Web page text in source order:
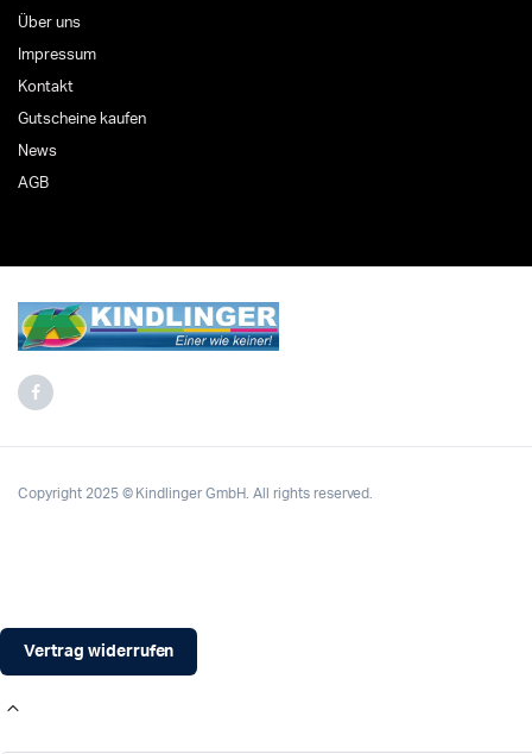
Über uns
Impressum
Kontakt
Gutscheine kaufen
News
AGB
Copyright 2025 © Kindlinger GmbH. All rights reserved.
Vertrag widerrufen